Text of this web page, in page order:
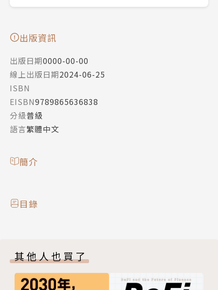
出版資訊
出版日期0000-00-00
線上出版日期2024-06-25
ISBN
EISBN9789865636838
分級普級
語言繁體中文
簡介
目錄
其他人也買了